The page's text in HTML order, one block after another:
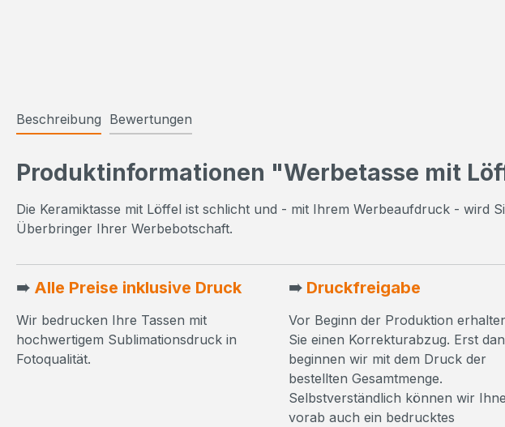
Beschreibung Bewertungen
Produktinformationen "Werbetasse mit
Die Keramiktasse mit Löffel ist schlicht und - mit Ihrem Werbeaufdruck - wird
Überbringer Ihrer Werbebotschaft.
➠ Alle Preise inklusive Druck
Wir bedrucken Ihre Tassen mit
hochwertigem Sublimationsdruck in
Fotoqualität.
➠ Druckfreigabe
Vor Beginn der Produktion
Sie einen Korrekturabzug. Erst
beginnen wir mit dem Druck der
bestellten Gesamtmenge.
Selbstverständlich können wir
vorab auch ein bedrucktes